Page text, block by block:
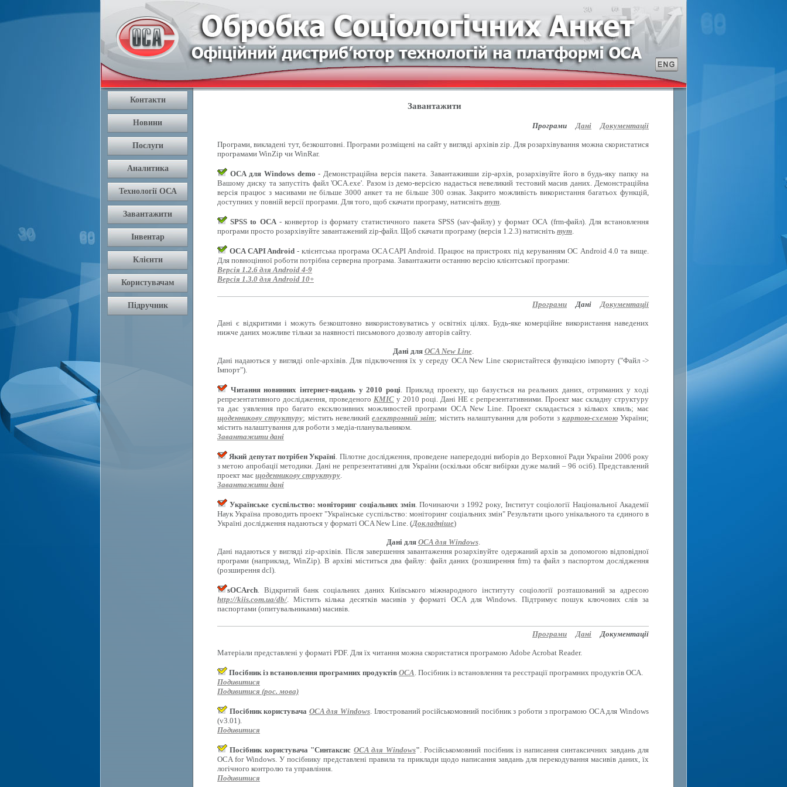
Завантажити
ПрограмиДані Документації
Програми, викладені тут, безкоштовні. Програми розміщені на сайт у вигляді архівів zip. Для розархівування можна скористатися
програмами WinZip чи WinRar.
OCA для Windows demo - Демонстраційна версія пакета. Завантаживши zip-архів, розархівуйте його в будь-яку папку на
Вашому диску та запустіть файл 'OCA.exe'. Разом із демо-версією надається невеликий тестовий масив даних. Демонстраційна
версія працює з масивами не більше 3000 анкет та не більше 300 ознак. Закрито можливість використання багатьох функцій,
доступних у повній версії програми. Для того, щоб скачати програму, натисніть тут.
SPSS to OCA- конвертор із формату статистичного пакета SPSS (sav-файлу) у формат ОСА (frm-файл). Для встановлення
програми просто розархівуйте завантажений zip-файл. Щоб скачати програму (версія 1.2.3) натисніть тут.
OCA CAPI Android - клієнтська програма OCA CAPI Android. Працює на пристроях під керуванням ОС Android 4.0 та вище.
Для повноцінної роботи потрібна серверна програма. Завантажити останню версію клієнтської програми:
Версія 1.2.6 для Android 4-9
Версія 1.3.0 для Android 10+
Програми ДаніДокументації
Дані є відкритими і можуть безкоштовно використовуватись у освітніх цілях. Будь-яке комерційне використання наведених
нижче даних можливе тільки за наявності письмового дозволу авторів сайту.
Дані для OCA New Line.
Дані надаються у вигляді onle-архівів. Для підключення їх у середу OCA New Line скористайтеся функцією імпорту ("Файл ->
Імпорт").
Читання новинних інтернет-видань у 2010 році. Приклад проекту, що базується на реальних даних, отриманих у ході
репрезентативного дослідження, проведеного КМІС у 2010 році. Дані НЕ є репрезентативними. Проект має складну структуру
та дає уявлення про багато ексклюзивних можливостей програми OCA New Line. Проект складається з кількох хвиль; має
щоденникову структуру; містить невеликий електронний звіт; містить налаштування для роботи з картою-схемоюУкраїни;
містить налаштування для роботи з медіа-планувальником.
Завантажити дані
Який депутат потрібен Україні. Пілотне дослідження, проведене напередодні виборів до Верховної Ради України 2006 року
з метою апробації методики. Дані не репрезентативні для України (оскільки обсяг вибірки дуже малий – 96 осіб). Представлений
проект має щоденникову структуру.
Завантажити дані
Українське суспільство: моніторинг соціальних змін. Починаючи з 1992 року, Інститут соціології Національної Академії
Наук Україна проводить проект "Українське суспільство: моніторинг соціальних змін" Результати цього унікального та єдиного в
Україні дослідження надаються у форматі OCA New Line. (Докладніше)
Дані для OCA для Windows.
Дані надаються у вигляді zip-архівів. Після завершення завантаження розархівуйте одержаний архів за допомогою відповідної
програми (наприклад, WinZip). В архіві міститься два файлу: файл даних (розширення frm) та файл з паспортом дослідження
(розширення dcl).
sOCArch. Відкритий банк соціальних даних Київського міжнародного інституту соціології розташований за адресою
http://kiis.com.ua/db/. Містить кілька десятків масивів у форматі OCA для Windows. Підтримує пошук ключових слів за
паспортами (опитувальниками) масивів.
Програми Дані Документації
Матеріали представлені у форматі PDF. Для їх читання можна скористатися програмою Adobe Acrobat Reader.
Посібник із встановлення програмних продуктів OCA. Посібник із встановлення та реєстрації програмних продуктів ОСА.
Подивитися
Подивитися (рос. мова)
Посібник користувача OCA для Windows. Ілюстрований російськомовний посібник з роботи з програмою OCA для Windows
(v3.01).
Подивитися
Посібник користувача "Синтаксис OCA для Windows". Російськомовний посібник із написання синтаксичних завдань для
OCA for Windows. У посібнику представлені правила та приклади щодо написання завдань для перекодування масивів даних, їх
логічного контролю та управління.
Подивитися